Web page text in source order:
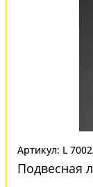
Артикул: L
Подвесная